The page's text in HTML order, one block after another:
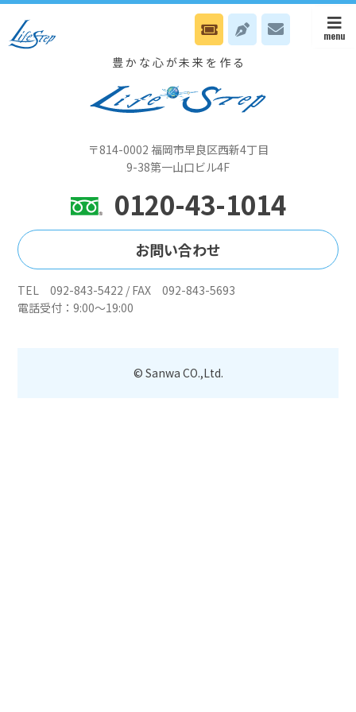
7/25 山下会長は電話Nカウンセリング日です
豊かな心が未来を作る
〒814-0002 福岡市早良区西新4丁目
9-38第一山口ビル4F
0120-43-1014
お問い合わせ
TEL 092-843-5422 / FAX 092-843-5693
電話受付：9:00～19:00
© Sanwa CO.,Ltd.